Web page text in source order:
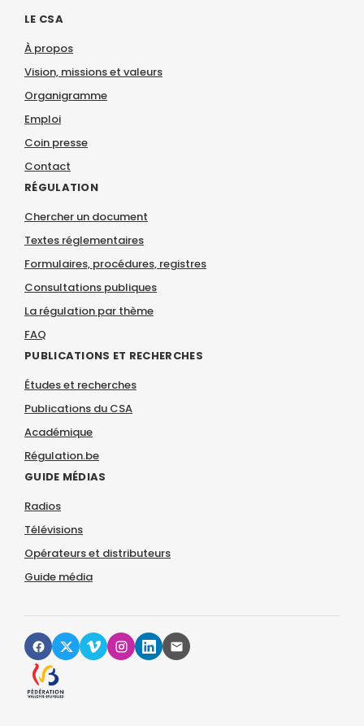
LE CSA
À propos
Vision, missions et valeurs
Organigramme
Emploi
Coin presse
Contact
RÉGULATION
Chercher un document
Textes réglementaires
Formulaires, procédures, registres
Consultations publiques
La régulation par thème
FAQ
PUBLICATIONS ET RECHERCHES
Études et recherches
Publications du CSA
Académique
Régulation.be
GUIDE MÉDIAS
Radios
Télévisions
Opérateurs et distributeurs
Guide média